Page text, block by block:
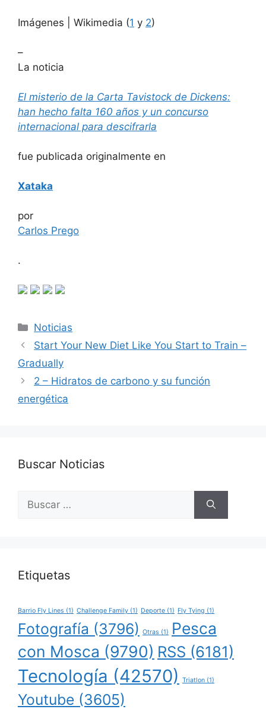
Imágenes | Wikimedia (1 y 2)
–
La noticia
El misterio de la Carta Tavistock de Dickens:
han hecho falta 160 años y un concurso
internacional para descifrarla
fue publicada originalmente en
Xataka
por
Carlos Prego
.
Categorías
Noticias
Start Your New Diet Like You Start to Train –
Gradually
2 – Hidratos de carbono y su función
energética
Buscar Noticias
Etiquetas
Barrio Fly Lines (1) Challenge Family (1) Deporte (1) Fly Tying (1)
Fotografía (3796) Otras (1)
Pesca
con Mosca (9790) RSS (6181)
Tecnología (42570) Triatlon (1)
Youtube (3605)